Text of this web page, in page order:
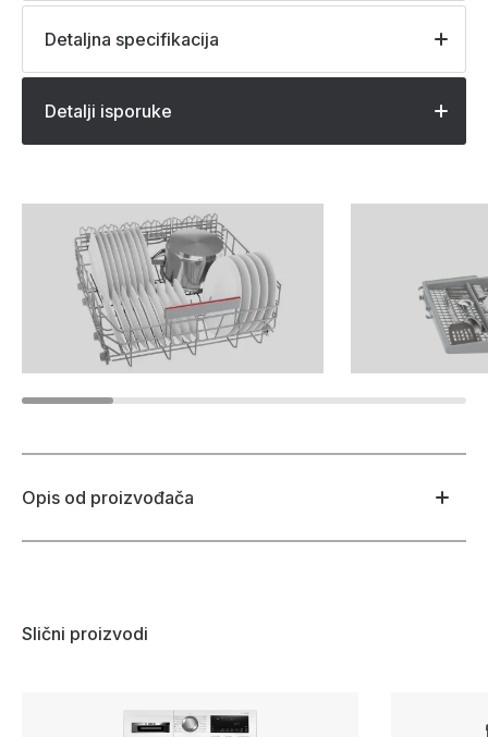
Detaljna specifikacija
Detalji isporuke
Opis od proizvođača
Slični proizvodi